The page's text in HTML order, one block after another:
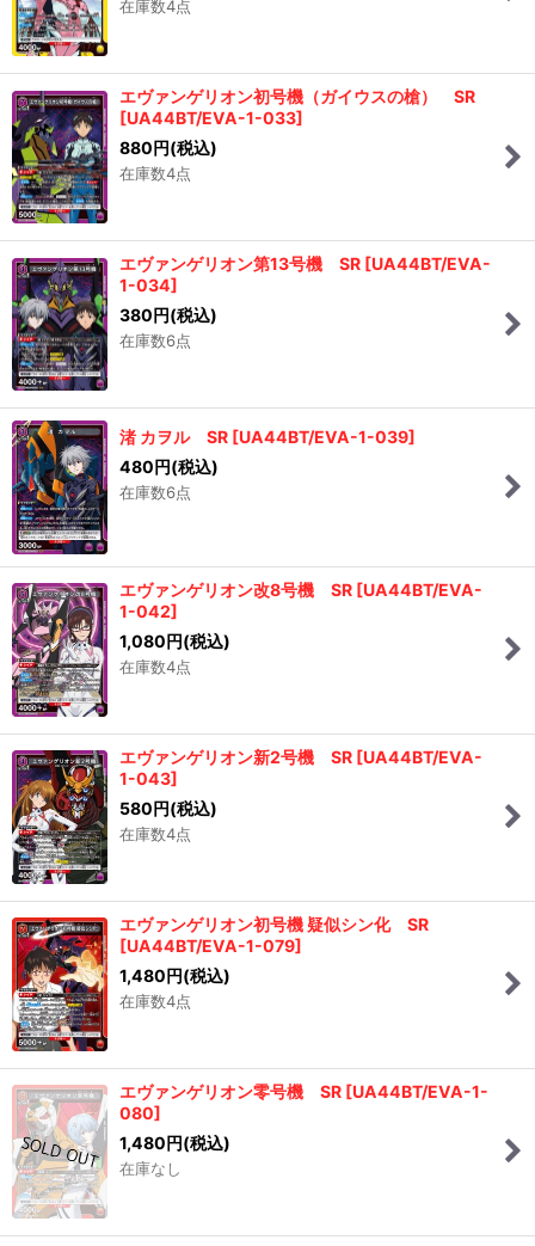
在庫数4点
エヴァンゲリオン初号機（ガイウスの槍） SR
[UA44BT/EVA-1-033]
880円(税込)
在庫数4点
エヴァンゲリオン第13号機 SR [UA44BT/EVA-
1-034]
380円(税込)
在庫数6点
渚 カヲル SR [UA44BT/EVA-1-039]
480円(税込)
在庫数6点
エヴァンゲリオン改8号機 SR [UA44BT/EVA-
1-042]
1,080円(税込)
在庫数4点
エヴァンゲリオン新2号機 SR [UA44BT/EVA-
1-043]
580円(税込)
在庫数4点
エヴァンゲリオン初号機 疑似シン化 SR
[UA44BT/EVA-1-079]
1,480円(税込)
在庫数4点
エヴァンゲリオン零号機 SR [UA44BT/EVA-1-
080]
1,480円(税込)
在庫なし